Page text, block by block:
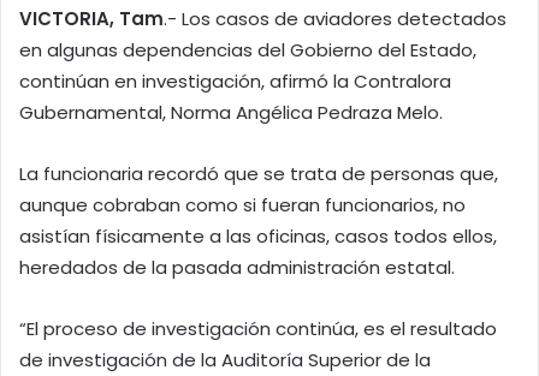
VICTORIA, Tam.- Los casos de aviadores detectados
en algunas dependencias del Gobierno del Estado,
continúan en investigación, afirmó la Contralora
Gubernamental, Norma Angélica Pedraza Melo.
La funcionaria recordó que se trata de personas que,
aunque cobraban como si fueran funcionarios, no
asistían físicamente a las oficinas, casos todos ellos,
heredados de la pasada administración estatal.
“El proceso de investigación continúa, es el resultado
de investigación de la Auditoría Superior de la